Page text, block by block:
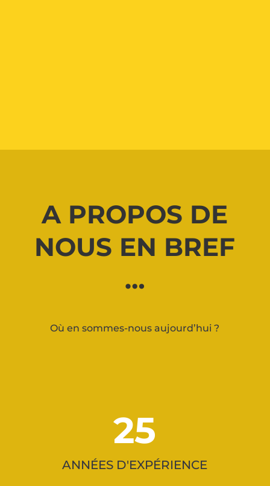
A PROPOS DE
NOUS EN BREF
…
Où en sommes-nous aujourd’hui ?
25
ANNÉES D'EXPÉRIENCE